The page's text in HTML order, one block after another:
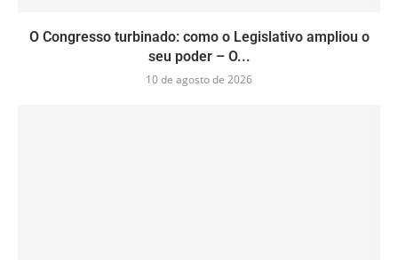
O Congresso turbinado: como o Legislativo ampliou o
seu poder – O...
10 de agosto de 2026